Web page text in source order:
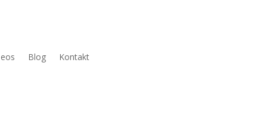
Blog Kontakt